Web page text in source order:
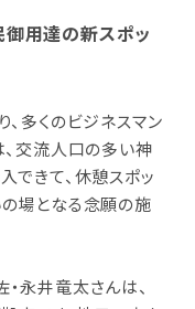
御用達の新スポッ
多くのビジネスマン
、交流人口の多い神
できて、休憩スポッ
場となる念願の施
永井竜太さんは、